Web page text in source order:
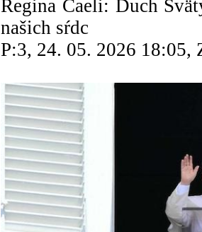
Regina Caeli: Duch
našich sŕdc
P:3, 24. 05. 2026 18:05,